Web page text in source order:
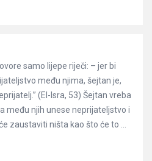
samo lijepe riječi: – jer bi
među njima, šejtan je,
(El-Isra, 53) Šejtan vreba
među njih unese neprijateljstvo i
zaustaviti ništa kao što će to ...